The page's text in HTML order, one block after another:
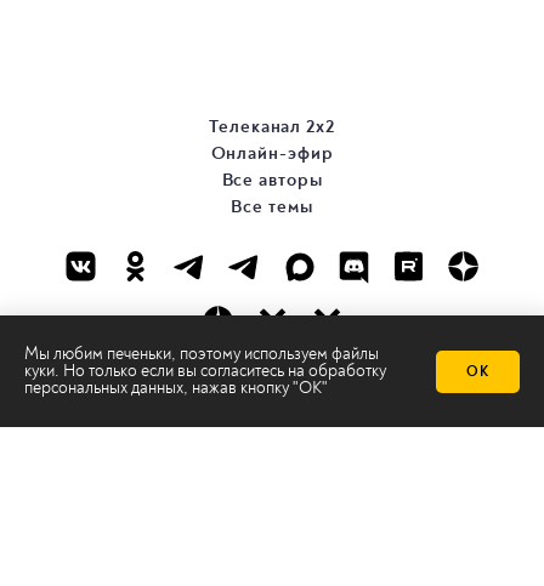
Мы любим печеньки, поэтому используем файлы
куки. Но только если вы согласитесь на обработку
персональных данных, нажав кнопку "ОК"
ОК
Телеканал 2х2
Онлайн-эфир
Все авторы
Все темы
© ООО «ТРК «2Х2», 2026
Правовая информация